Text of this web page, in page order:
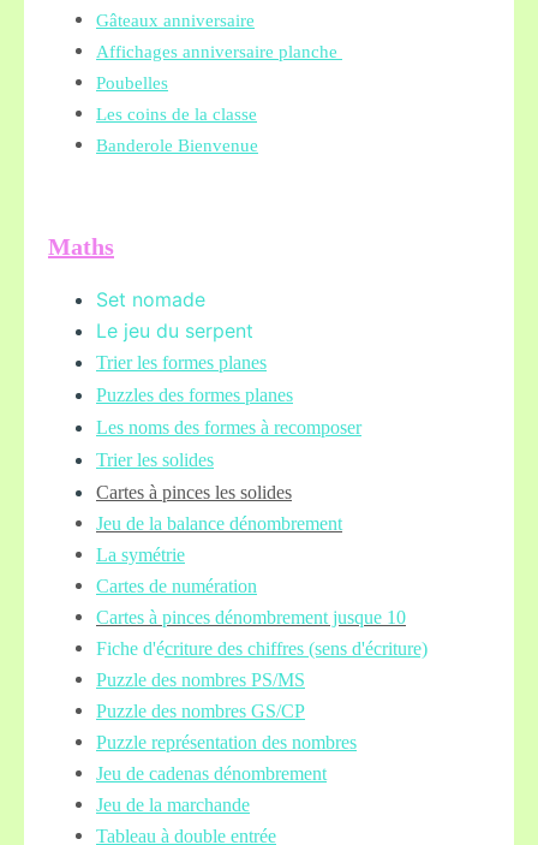
Gâteaux anniversaire
Affichages anniversaire planche
Poubelles
Les coins de la classe
Banderole Bienvenue
Maths
Set nomade
Le jeu du serpent
Trier les formes planes
Puzzles des formes planes
Les noms des formes à recomposer
Trier les solides
Cartes à pinces les solides
Jeu de la balance dénombrement
La symétrie
Cartes de numération
Cartes à pinces dénombrement jusque 10
Fiche d'écriture des chiffres (sens d'écriture)
Puzzle des nombres PS/MS
Puzzle des nombres GS/CP
Puzzle représentation des nombres
Jeu de cadenas dénombrement
Jeu de la marchande
Tableau à double entrée